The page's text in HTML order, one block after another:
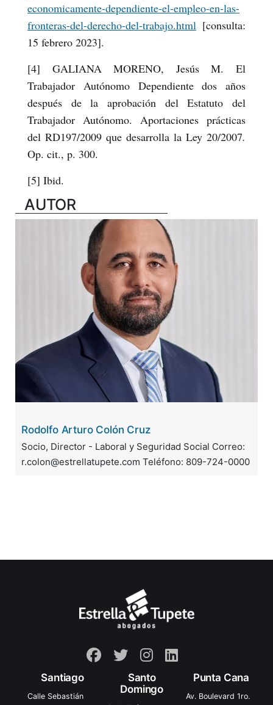
economicamente-dependiente-el-empleo-en-las-
fronteras-del-derecho-del-trabajo.html [consulta:
15 febrero 2023].
[4] GALIANA MORENO, Jesús M. El
Trabajador Autónomo Dependiente dos años
después de la aprobación del Estatuto del
Trabajador Autónomo. Aportaciones prácticas
del RD197/2009 que desarrolla la Ley 20/2007.
Op. cit., p. 300.
[5] Ibid.
AUTOR
Rodolfo Arturo Colón Cruz
Socio, Director - Laboral y Seguridad Social Correo:
r.colon@estrellatupete.com Teléfono: 809-724-0000
Santiago
Calle Sebastián
Santo
Domingo
Punta Cana
Av. Boulevard 1ro.